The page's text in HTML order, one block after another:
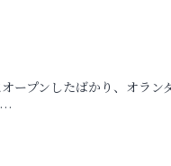
ープンしたばかり、オラン
…